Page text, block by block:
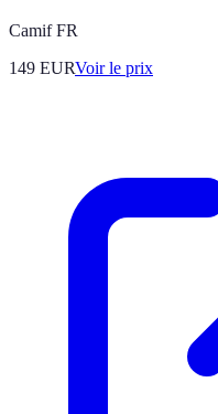
Camif FR
149 EURVoir le prix